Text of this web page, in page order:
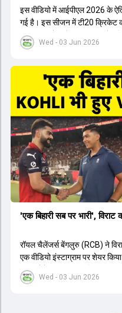
Wed - 03 Jun 2026
इस वीडियो में आईपीएल 2026 के
गई है। इस सीजन में टी20 क्रिकेट
भारतीय बल्लेबाजों का स्ट्राइक रेट
1426 छक्के लगे और 65 बार टीमों ने
स्ट्राइक रेट के साथ मोस्ट वैल्युएबल
और बेंगलुरु के प्रदर्शन के साथ-साथ
के आंकड़ों का भी विश्लेषण किया
Wed - 03 Jun 2026
'एक बिहारी सब पर भारी',
रॉयल चैलेंजर्स बेंगलुरु (RCB) ने
एक वीडियो इंस्टाग्राम पर शेयर
सलाह देते हुए कहा, 'एक बिहारी सब
पर विश्वास रखने और नकारात्मक